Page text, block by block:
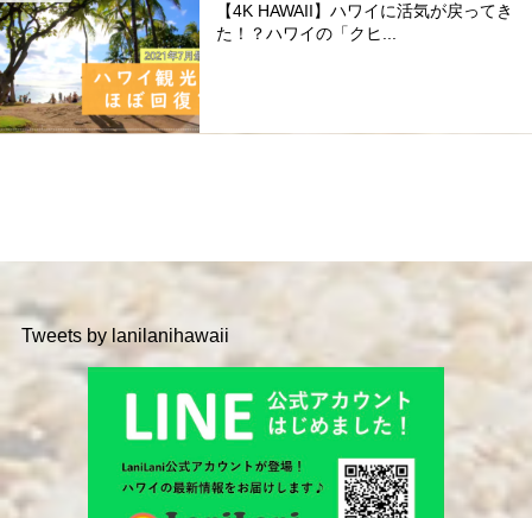
【4K HAWAII】ハワイに活気が戻ってき
た！？ハワイの「クヒ...
Tweets by lanilanihawaii